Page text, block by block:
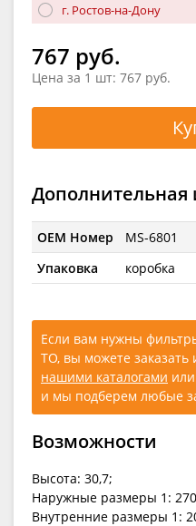
г. Ростов-на-Дону
767 руб.
Цена за 1 шт: 767 руб.
OEM Номер
MS-6801
Упаковка
коробка
Если вам нужны
ТО, вы можете заказать
нашими каталогами или
и мы подберем любые
Возможности
Высота: 30,7;
Наружные размеры 1:
Внутренние размеры 1: